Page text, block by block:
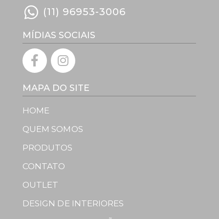
(11) 96953-3006
MÍDIAS SOCIAIS
MAPA DO SITE
HOME
QUEM SOMOS
PRODUTOS
CONTATO
OUTLET
DESIGN DE INTERIORES